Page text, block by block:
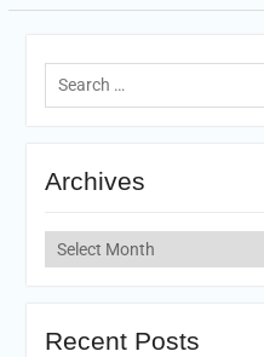
Search
for:
Archives
Archives
Recent Posts